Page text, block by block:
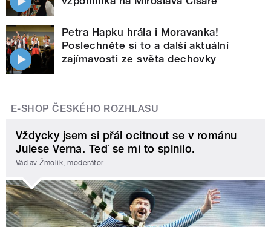
Petra Hapku hrála i Moravanka!
Poslechněte si to a další aktuální
zajímavosti ze světa dechovky
E-SHOP ČESKÉHO ROZHLASU
Vždycky jsem si přál ocitnout se v románu
Julese Verna. Teď se mi to splnilo.
Václav Žmolík, moderátor